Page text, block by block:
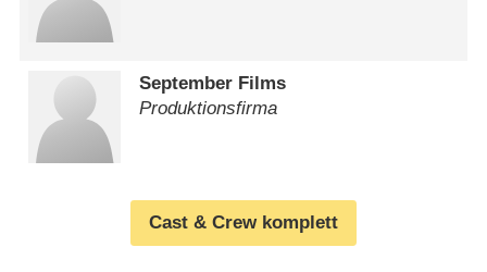
September Films
Produktionsfirma
Cast & Crew komplett